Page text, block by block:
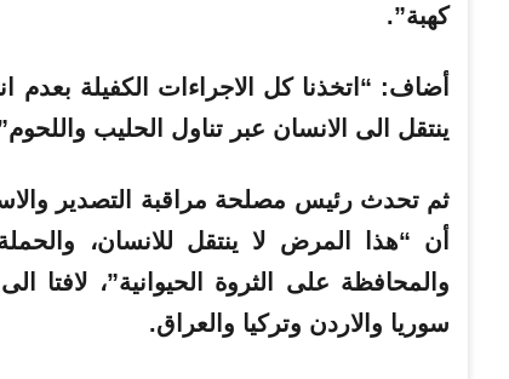
كهبة”.
أضاف: “اتخذنا كل الاجراءات الكفيلة
ينتقل الى الانسان عبر تناول الحليب
ثم تحدث رئيس مصلحة مراقبة التصدير
أن “هذا المرض لا ينتقل للانسان،
والمحافظة على الثروة الحيوانية”،
سوريا والاردن وتركيا والعراق.